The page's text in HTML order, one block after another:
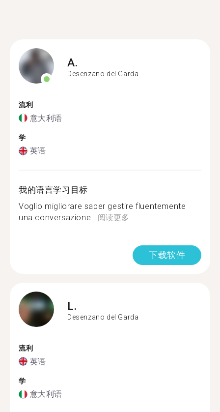
A.
Desenzano del Garda
流利
意大利语
学
英语
我的语言学习目标
Voglio migliorare saper gestire fluentemente
una conversazione...阅读更多
下载软件
L.
Desenzano del Garda
流利
英语
学
意大利语